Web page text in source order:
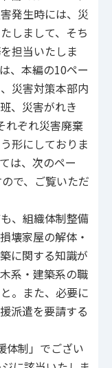
発生時には、災
しまして、そち
担当いたしま
、本編の10ペー
災害対策本部内
、災害がれき
れぞれ災害廃棄
形にしておりま
は、次のペー
で、ご覧いただ
、組織体制整備
壊家屋の解体・
に関する知識が
系・建築系の職
。また、必要に
派遣を要請する
体制」でござい